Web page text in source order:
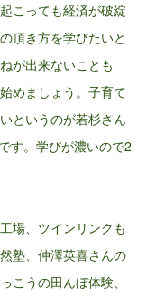
こっても経済が破綻
頂き方を学びたいと
が出来ないことも
めましょう。子育て
というのが若杉さん
す。学びが濃いので2
場、ツインリンクも
塾、仲澤英喜さんの
こうの田んぼ体験、